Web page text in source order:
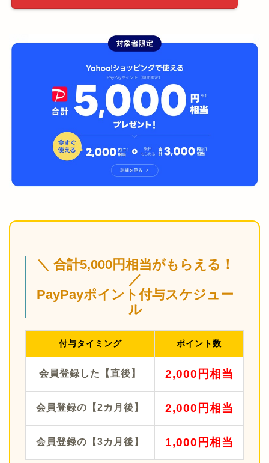
＼ 合計5,000円相当がもらえる！
／
PayPayポイント付与スケジュー
ル
付与タイミング ポイント数
会員登録した【直後】 2,000円相当
会員登録の【2カ月後】 2,000円相当
会員登録の【3カ月後】 1,000円相当